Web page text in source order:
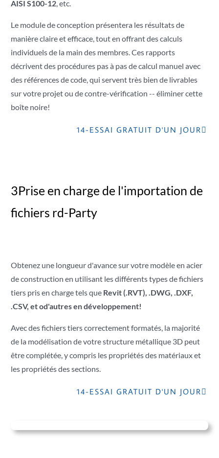
AISI S100-12, etc.
Le module de conception présentera les résultats de
manière claire et efficace, tout en offrant des calculs
individuels de la main des membres. Ces rapports
décrivent des procédures pas à pas de calcul manuel avec
des références de code, qui servent très bien de livrables
sur votre projet ou de contre-vérification -- éliminer cette
boîte noire!
14-ESSAI GRATUIT D'UN JOUR
3Prise en charge de l'importation de
fichiers rd-Party
Obtenez une longueur d'avance sur votre modèle en acier
de construction en utilisant les différents types de fichiers
tiers pris en charge tels que Revit (.RVT), .DWG,
.DXF,
.CSV, et od'autres en développement!
Avec des fichiers tiers correctement formatés, la majorité
de la modélisation de votre structure métallique 3D peut
être complétée, y compris les propriétés des matériaux et
les propriétés des sections.
14-ESSAI GRATUIT D'UN JOUR